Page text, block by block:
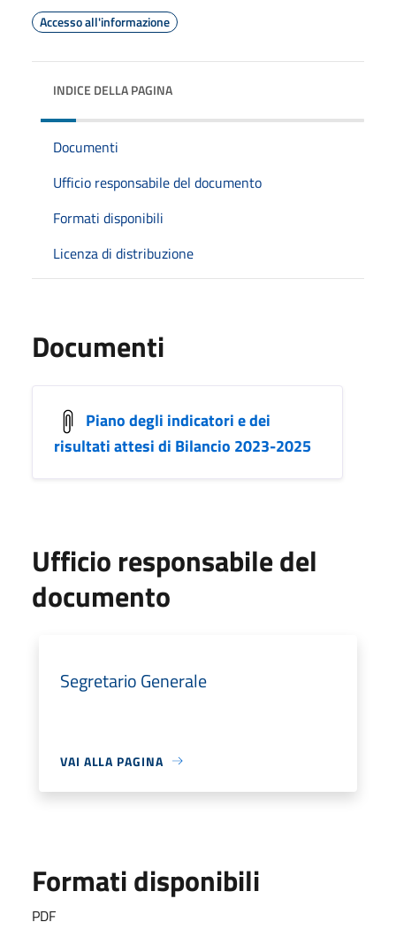
Accesso all'informazione
INDICE DELLA PAGINA
Documenti
Ufficio responsabile del documento
Formati disponibili
Licenza di distribuzione
Documenti
Piano degli indicatori e dei
risultati attesi di Bilancio 2023-2025
Ufficio responsabile del
documento
Segretario Generale
VAI ALLA PAGINA
Formati disponibili
PDF